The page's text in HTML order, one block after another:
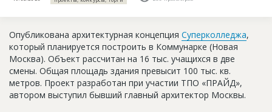
Новости
Платные услуги
Пресс-релизы
Правила работы
Опубликована архитектурная концепция Суперколледжа,
который планируется построить в Коммунарке (Новая
Москва). Объект рассчитан на 16 тыс. учащихся в две
смены. Общая площадь здания превысит 100 тыс. кв.
метров. Проект разработан при участии ТПО «ПРАЙД»,
автором выступил бывший главный архитектор Москвы.